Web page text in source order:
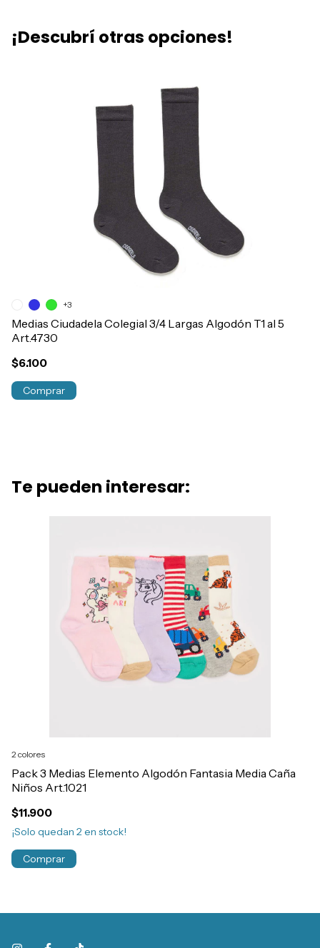
¡Descubrí otras opciones!
Medias Ciudadela Colegial 3/4 Largas Algodón T1 al 5
Art.4730
$6.100
+3
Comprar
Te pueden interesar:
Pack 3 Medias Elemento Algodón Fantasia Media Caña
Niños Art.1021
$11.900
¡Solo quedan 2en stock!
2 colores
Comprar